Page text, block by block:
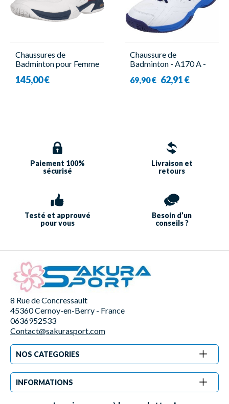
Chaussures de
Badminton pour Femme
Forza
145,00 €
Chaussure de
Badminton - A170 A -
69,90 € 62,91 €
Paiement 100%
sécurisé
Livraison et
retours
Testé et approuvé
pour vous
Besoin d’un
conseils ?
8 Rue de Concressault
45360 Cernoy-en-Berry - France
0636952533
Contact@sakurasport.com
NOS CATEGORIES
INFORMATIONS